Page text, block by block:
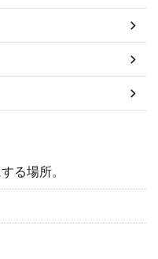
る場所。